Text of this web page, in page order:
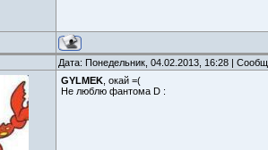
Дата: Понедельник, 04.02.2013, 16:28 |
GYLMEK , окай =(
Не люблю фантома D :